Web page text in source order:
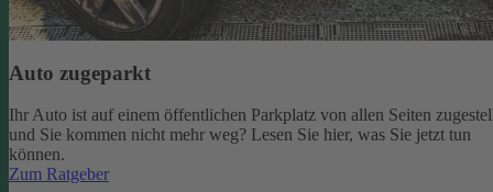
Auto zugeparkt
Ihr Auto ist auf einem öffentlichen Parkplatz von allen Seiten
und Sie kommen nicht mehr weg? Lesen Sie hier, was Sie jetzt tun
können.
Zum Ratgeber